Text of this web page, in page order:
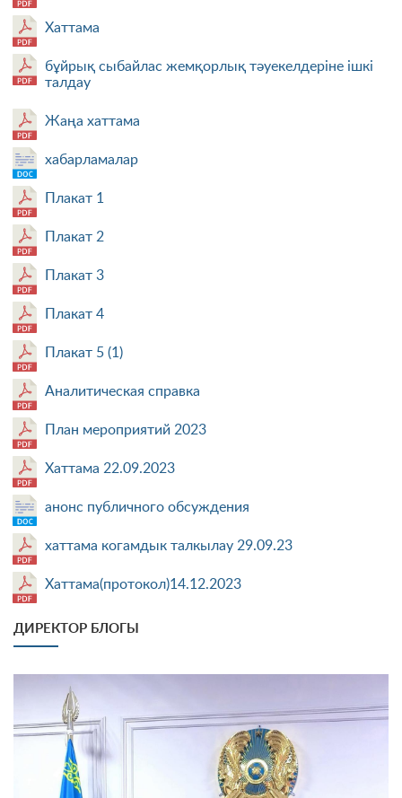
Хаттама
бұйрық сыбайлас жемқорлық тәуекелдеріне ішкі
талдау
Жаңа хаттама
хабарламалар
Плакат 1
Плакат 2
Плакат 3
Плакат 4
Плакат 5 (1)
Аналитическая справка
План мероприятий 2023
Хаттама 22.09.2023
анонс публичного обсуждения
хаттама когамдык талкылау 29.09.23
Хаттама(протокол)14.12.2023
ДИРЕКТОР БЛОГЫ